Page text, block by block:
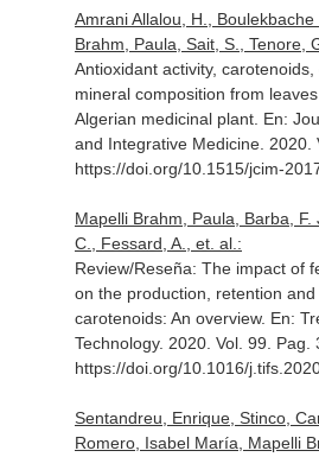
Amrani Allalou, H.,
Brahm, Paula, Sait, S., Tenore,
Antioxidant activity,
mineral composition from
Algerian medicinal plant. En:
and Integrative Medicine. 2020.
https://doi.org/10.1515/jcim-
Mapelli Brahm, Paula, Barba, F.
C., Fessard, A., et. al.:
Review/Reseña: The impact of
on the production, retention
carotenoids: An overview. En:
Technology. 2020. Vol. 99. Pag.
https://doi.org/10.1016/
Sentandreu, Enrique, Stinco,
Romero, Isabel María, Mapelli